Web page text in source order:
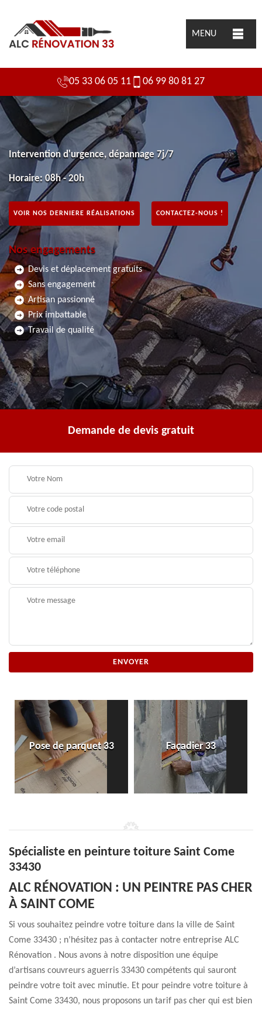
MENU
05 33 06 05 11 06 99 80 81 27
Intervention d'urgence, dépannage 7j/7
Horaire: 08h - 20h
VOIR NOS DERNIERE RÉALISATIONS CONTACTEZ-NOUS !
Nos engagements
Devis et déplacement gratuits
Sans engagement
Artisan passionné
Prix imbattable
Travail de qualité
Demande de devis gratuit
Pose de parquet 33 Façadier 33
Spécialiste en peinture toiture Saint Come
33430
ALC RÉNOVATION : UN PEINTRE PAS CHER
À SAINT COME
Si vous souhaitez peindre votre toiture dans la ville de Saint
Come 33430 ; n’hésitez pas à contacter notre entreprise ALC
Rénovation . Nous avons à notre disposition une équipe
d’artisans couvreurs aguerris 33430 compétents qui sauront
peindre votre toit avec minutie. Et pour peindre votre toiture à
Saint Come 33430, nous proposons un tarif pas cher qui est bien